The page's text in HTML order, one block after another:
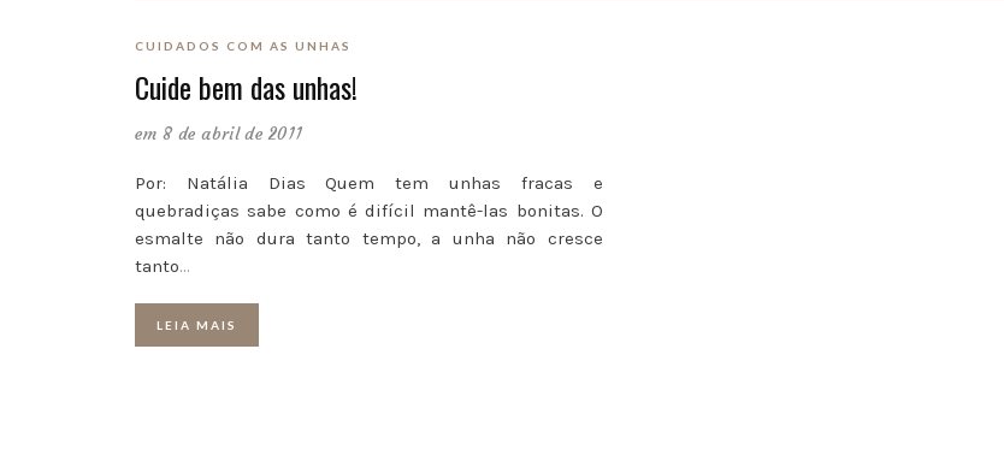
CUIDADOS COM AS UNHAS
Cuide bem das unhas!
em 8 de abril de 2011
Por: Natália Dias Quem tem unhas fracas e
quebradiças sabe como é difícil mantê-las bonitas. O
esmalte não dura tanto tempo, a unha não cresce
tanto…
LEIA MAIS